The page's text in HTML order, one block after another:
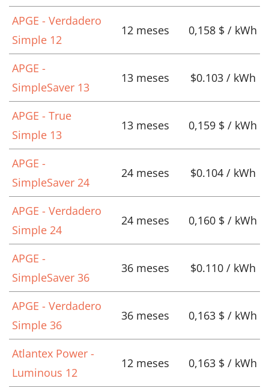
APGE - Verdadero
Simple 12
12 meses 0,158 $ / kWh
APGE -
SimpleSaver 13
13 meses $0.103 / kWh
APGE - True
Simple 13
13 meses 0,159 $ / kWh
APGE -
SimpleSaver 24
24 meses $0.104 / kWh
APGE - Verdadero
Simple 24
24 meses 0,160 $ / kWh
APGE -
SimpleSaver 36
36 meses $0.110 / kWh
APGE - Verdadero
Simple 36
36 meses 0,163 $ / kWh
Atlantex Power -
Luminous 12
12 meses 0,163 $ / kWh